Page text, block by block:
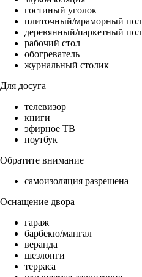
гостиный уголок
плиточный/мраморный пол
деревянный/паркетный пол
рабочий стол
обогреватель
журнальный столик
Для досуга
телевизор
книги
эфирное ТВ
ноутбук
Обратите внимание
самоизоляция разрешена
Оснащение двора
гараж
барбекю/мангал
веранда
шезлонги
терраса